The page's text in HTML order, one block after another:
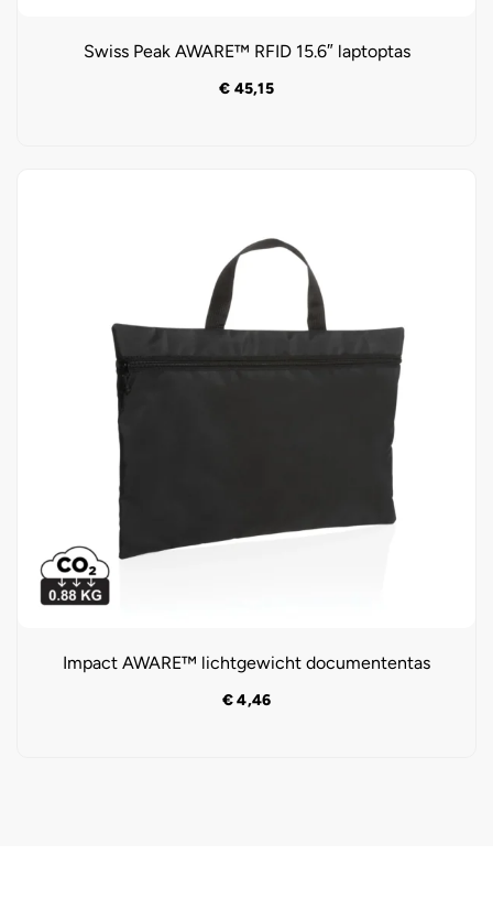
Swiss Peak AWARE™ RFID 15.6″ laptoptas
€ 45,15
Impact AWARE™ lichtgewicht documententas
€4,46